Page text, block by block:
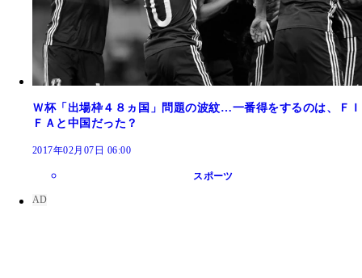
Ｗ杯「出場枠４８ヵ国」問題の波紋…一番得をするのは、ＦＩ
ＦＡと中国だった？
2017年02月07日 06:00
スポーツ